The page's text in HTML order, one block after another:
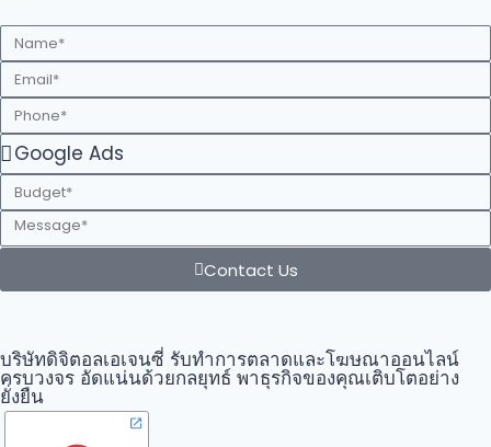
Contact Us
บริษัทดิจิตอลเอเจนซี่ รับทำการตลาดและโฆษณาออนไลน์
ครบวงจร อัดแน่นด้วยกลยุทธ์ พาธุรกิจของคุณเติบโตอย่าง
ยั่งยืน